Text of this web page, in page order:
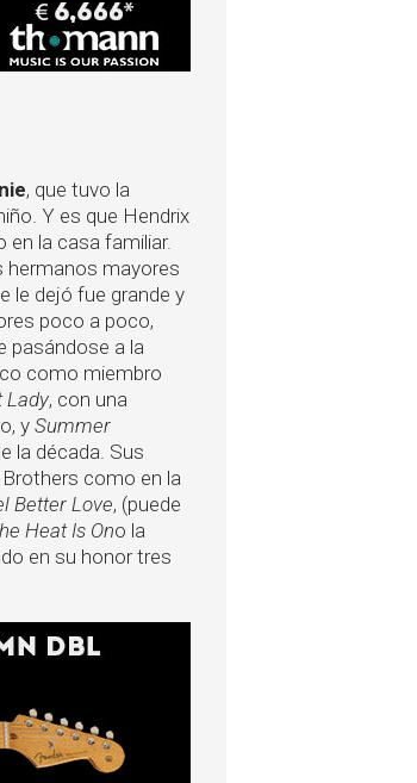
, que tuvo la
Y es que Hendrix
en la casa familiar.
hermanos mayores
le dejó fue grande y
poco a poco,
pasándose a la
como miembro
Lady, con una
y Summer
la década. Sus
como en la
Better Love, (puede
Heat Is Ono la
en su honor tres